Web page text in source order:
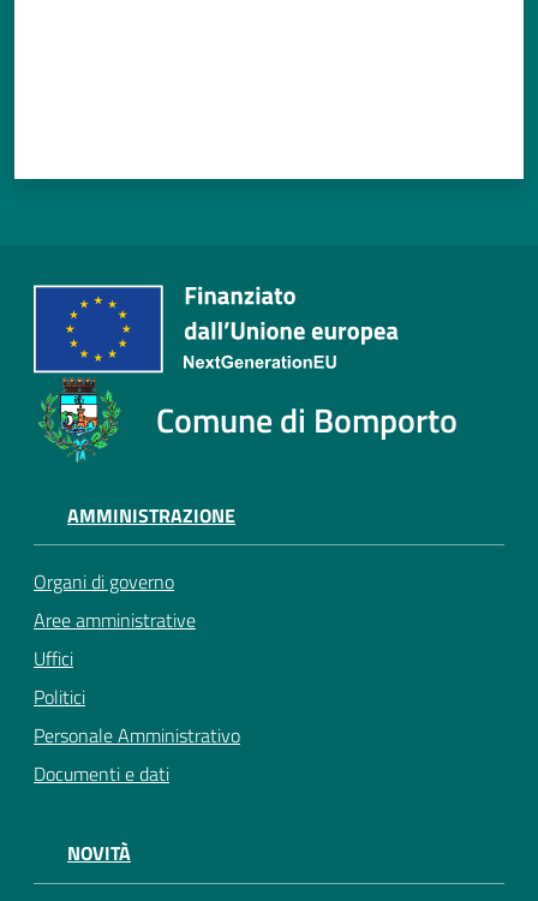
Comune di Bomporto
AMMINISTRAZIONE
Organi di governo
Aree amministrative
Uffici
Politici
Personale Amministrativo
Documenti e dati
NOVITÀ